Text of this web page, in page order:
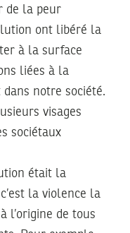
de la peur
ont libéré la
à la surface
liées à la
notre société.
visages
sociétaux
était la
la violence la
l’origine de tous